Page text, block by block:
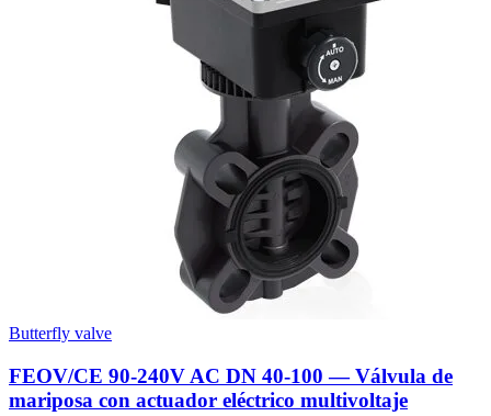
Butterfly valve
FEOV/CE 90-240V AC DN 40-100 — Válvula de
mariposa con actuador eléctrico multivoltaje